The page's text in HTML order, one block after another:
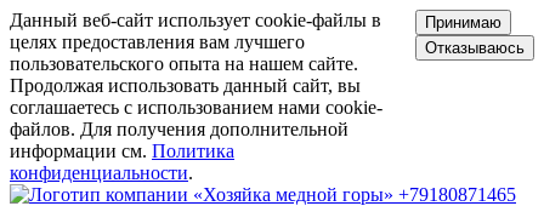
Данный веб-сайт использует cookie-файлы в
целях предоставления вам лучшего
пользовательского опыта на нашем сайте.
Продолжая использовать данный сайт, вы
соглашаетесь с использованием нами cookie-
файлов. Для получения дополнительной
информации см. Политика
конфиденциальности.
Принимаю
Отказываюсь
+79180871465